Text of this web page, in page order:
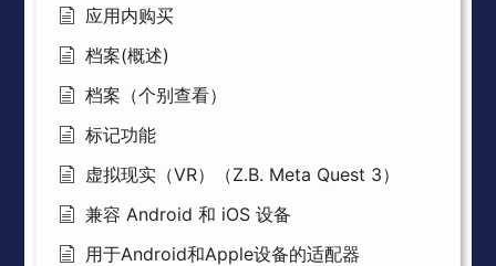
应用内购买
档案(概述)
档案（个别查看）
标记功能
虚拟现实（VR）（Z.B. Meta Quest 3）
兼容 Android 和 iOS 设备
用于Android和Apple设备的适配器